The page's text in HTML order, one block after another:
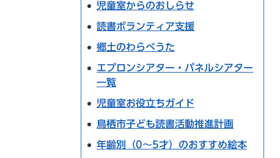
児童室からのおしらせ
読書ボランティア支援
郷土のわらべうた
エプロンシアター・パネルシアター
一覧
児童室お役立ちガイド
鳥栖市子ども読書活動推進計画
年齢別（0～5才）のおすすめ絵本